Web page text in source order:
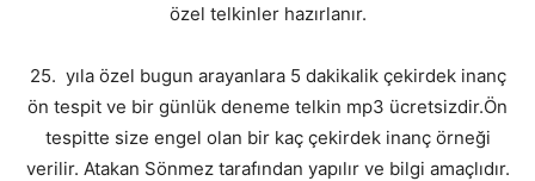
özel telkinler hazırlanır.
25. yıla özel bugun arayanlara 5 dakikalik çekirdek inanç
ön tespit ve bir günlük deneme telkin mp3 ücretsizdir.Ön
tespitte size engel olan bir kaç çekirdek inanç örneği
verilir. Atakan Sönmez tarafından yapılır ve bilgi amaçlıdır.